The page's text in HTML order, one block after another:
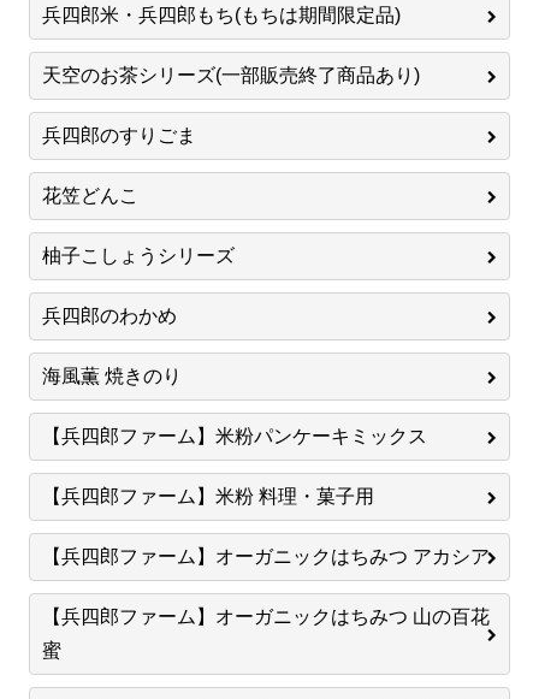
兵四郎米・兵四郎もち(もちは期間限定品)
天空のお茶シリーズ(一部販売終了商品あり)
兵四郎のすりごま
花笠どんこ
柚子こしょうシリーズ
兵四郎のわかめ
海風薫 焼きのり
【兵四郎ファーム】米粉パンケーキミックス
【兵四郎ファーム】米粉 料理・菓子用
【兵四郎ファーム】オーガニックはちみつ アカシア
【兵四郎ファーム】オーガニックはちみつ 山の百花
蜜